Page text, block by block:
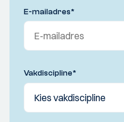
E-mailadres*
Vakdiscipline*